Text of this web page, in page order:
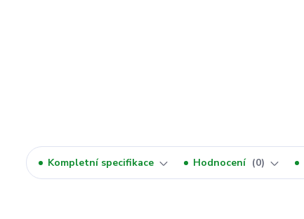
Kompletní specifikace Hodnocení 0